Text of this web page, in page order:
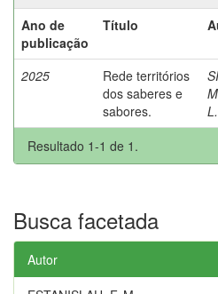
Ano de
publicação
Título
2025
Rede territórios
dos saberes e
sabores.
Resultado 1-1 de 1.
Busca facetada
Autor